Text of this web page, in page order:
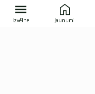
Izvēlne Jaunumi